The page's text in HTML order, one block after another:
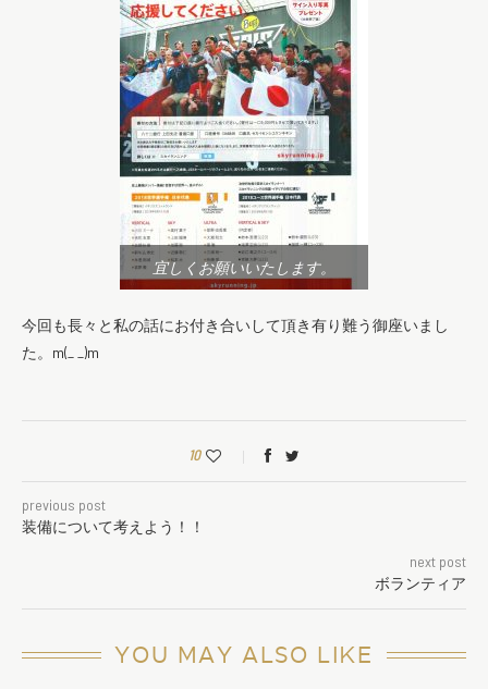
宜しくお願いいたします。
今回も長々と私の話にお付き合いして頂き有り難う御座いまし
た。m(_ _)m
10
previous post
装備について考えよう！！
next post
ボランティア
YOU MAY ALSO LIKE